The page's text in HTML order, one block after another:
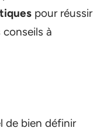
pour réussir
à
de bien définir